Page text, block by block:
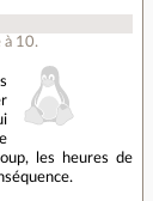
à 10.
les heures de